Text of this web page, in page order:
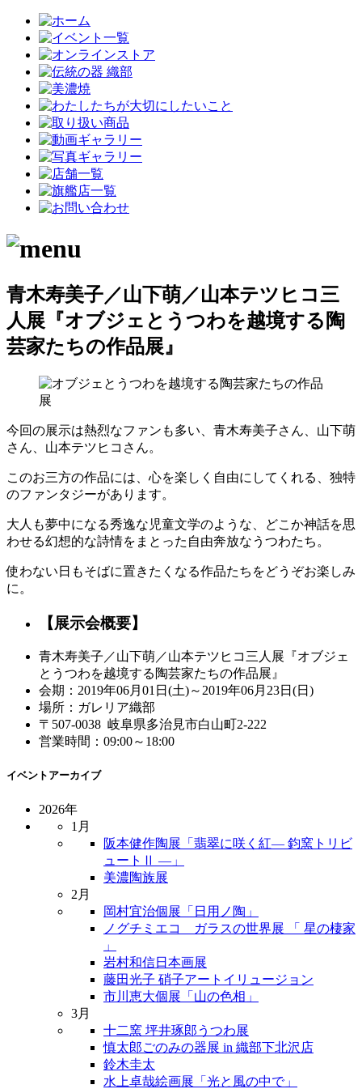
青木寿美子／山下萌／山本テツヒコ三
人展『オブジェとうつわを越境する陶
芸家たちの作品展』
今回の展示は熱烈なファンも多い、青木寿美子さん、山下萌
さん、山本テツヒコさん。
このお三方の作品には、心を楽しく自由にしてくれる、独特
のファンタジーがあります。
大人も夢中になる秀逸な児童文学のような、どこか神話を思
わせる幻想的な詩情をまとった自由奔放なうつわたち。
使わない日もそばに置きたくなる作品たちをどうぞお楽しみ
に。
【展示会概要】
青木寿美子／山下萌／山本テツヒコ三人展『オブジェ
とうつわを越境する陶芸家たちの作品展』
会期：2019年06月01日(土)～2019年06月23日(日)
場所：ガレリア織部
〒507-0038 岐阜県多治見市白山町2-222
営業時間：09:00～18:00
イベントアーカイブ
2026年
1月
阪本健作陶展「翡翠に咲く紅― 鈞窯トリビ
ュートⅡ ―」
美濃陶族展
2月
岡村宜治個展「日用ノ陶」
ノグチミエコ ガラスの世界展 「 星の棲家
」
岩村和信日本画展
藤田光子 硝子アートイリュージョン
市川恵大個展「山の色相」
3月
十二窯 坪井琢郎うつわ展
慎太郎ごのみの器展 in 織部下北沢店
鈴木圭太
水上卓哉絵画展「光と風の中で」